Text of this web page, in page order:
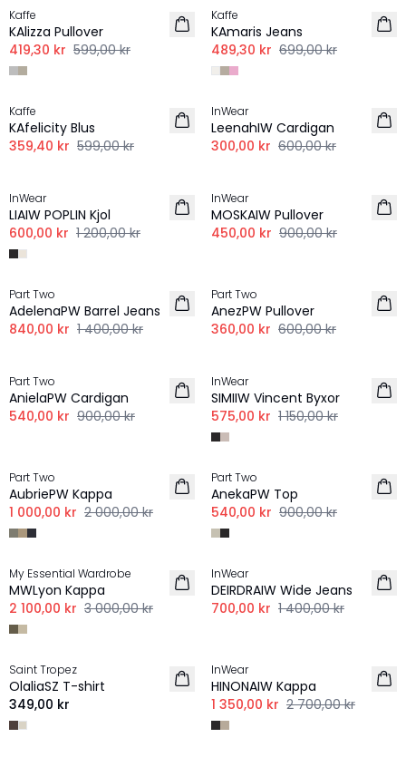
Kaffe
KAlizza Pullover
419,30 kr 599,00 kr
Kaffe
KAmaris Jeans
489,30 kr 699,00 kr
-40%
Kaffe
KAfelicity Blus
359,40 kr 599,00 kr
-50%
InWear
LeenahIW Cardigan
300,00 kr 600,00 kr
InWear
LIAIW POPLIN Kjol
600,00 kr 1 200,00 kr
InWear
MOSKAIW Pullover
450,00 kr 900,00 kr
-40%
Part Two
AdelenaPW Barrel Jeans
840,00 kr 1 400,00 kr
Part Two
AnezPW Pullover
360,00 kr 600,00 kr
Part Two
AnielaPW Cardigan
540,00 kr 900,00 kr
InWear
SIMIIW Vincent Byxor
575,00 kr 1 150,00 kr
Part Two
AubriePW Kappa
1 000,00 kr 2 000,00 kr
-40%
Part Two
AnekaPW Top
540,00 kr 900,00 kr
-30%
My Essential Wardrobe
MWLyon Kappa
2 100,00 kr 3 000,00 kr
-50%
InWear
DEIRDRAIW Wide Jeans
700,00 kr 1 400,00 kr
NYHET
Saint Tropez
OlaliaSZ T-shirt
349,00 kr
InWear
HINONAIW Kappa
1 350,00 kr 2 700,00 kr
-30% -50%